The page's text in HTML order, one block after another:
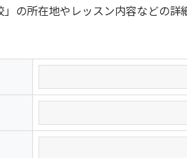
の所在地やレッスン内容などの詳